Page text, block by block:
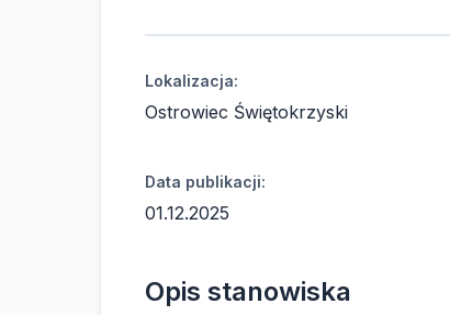
Lokalizacja:
Ostrowiec Świętokrzyski
Data publikacji:
01.12.2025
Opis stanowiska